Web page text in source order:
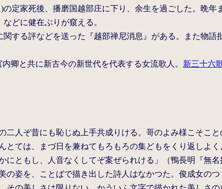
定家死後、播磨国越部庄に下り、余生を過ごした。晩年
などに健在ぶりが窺える。
関する評などを送った『越部禅尼消息』がある。また物語
卿と共に新古今の新世代を代表する女流歌人。 新三十六
二人ぞ昔にも恥じぬ上手共成りける。哥のよみ様こそこ
とては、まづ日を兼ねてもろもろの集どもをくり返しよく
ともし、人音なくしてぞ案ぜられける」（鴨長明『無名
の姿を、ことばで描き出した詩人はなかつた。俊成女の